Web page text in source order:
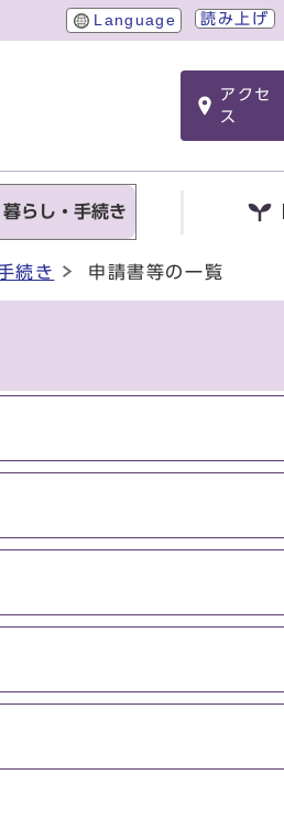
Language 読み上げ
アクセ
ス
暮らし・手続き
続き 申請書等の一覧